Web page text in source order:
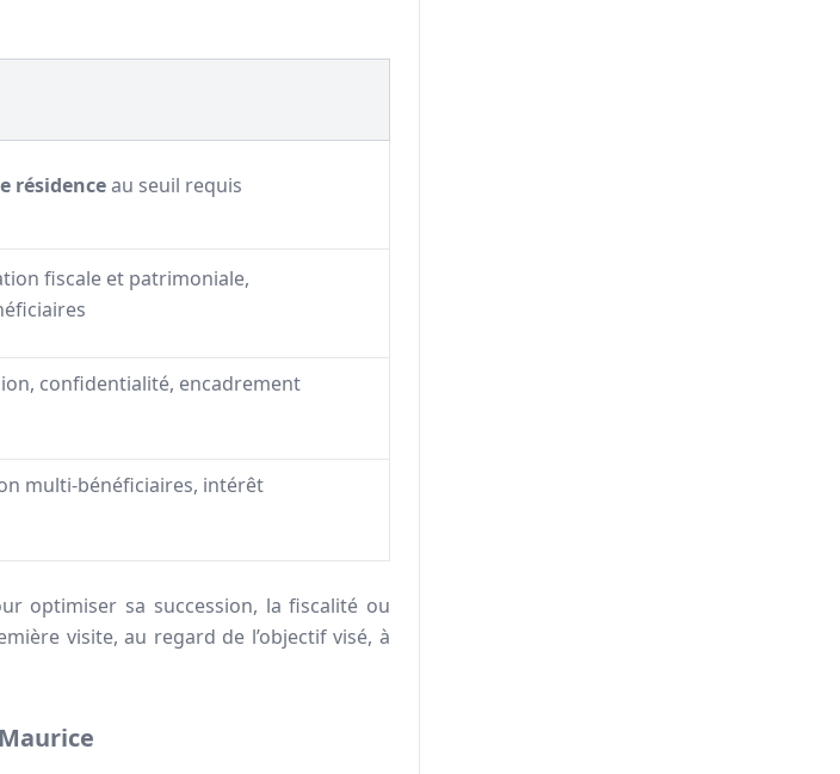
résidenceau seuil requis
fiscale et patrimoniale,
confidentialité, encadrement
multi-bénéficiaires, intérêt
optimiser sa succession, la fiscalité ou
visite, au regard de l’objectif visé, à